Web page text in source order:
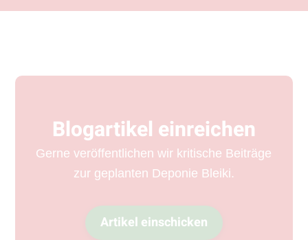
Blogartikel einreichen
Gerne veröffentlichen wir kritische Beiträge
zur geplanten Deponie Bleiki.
Artikel einschicken